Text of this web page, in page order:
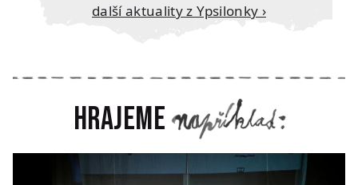
Další aktuality z Ypsilonky ›
Hrajeme